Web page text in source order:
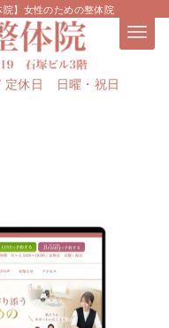
院】女性のための整体院
定休日 日曜・祝日